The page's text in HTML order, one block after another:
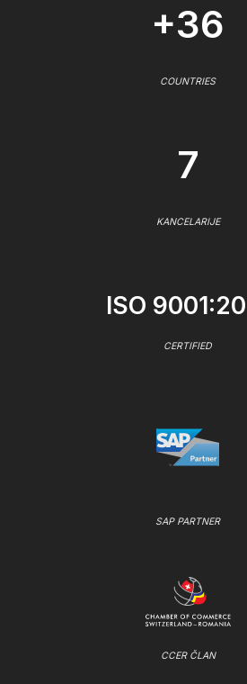
+36
COUNTRIES
7
KANCELARIJE
ISO
CERTIFIED
SAP PARTNER
CCER ČLAN